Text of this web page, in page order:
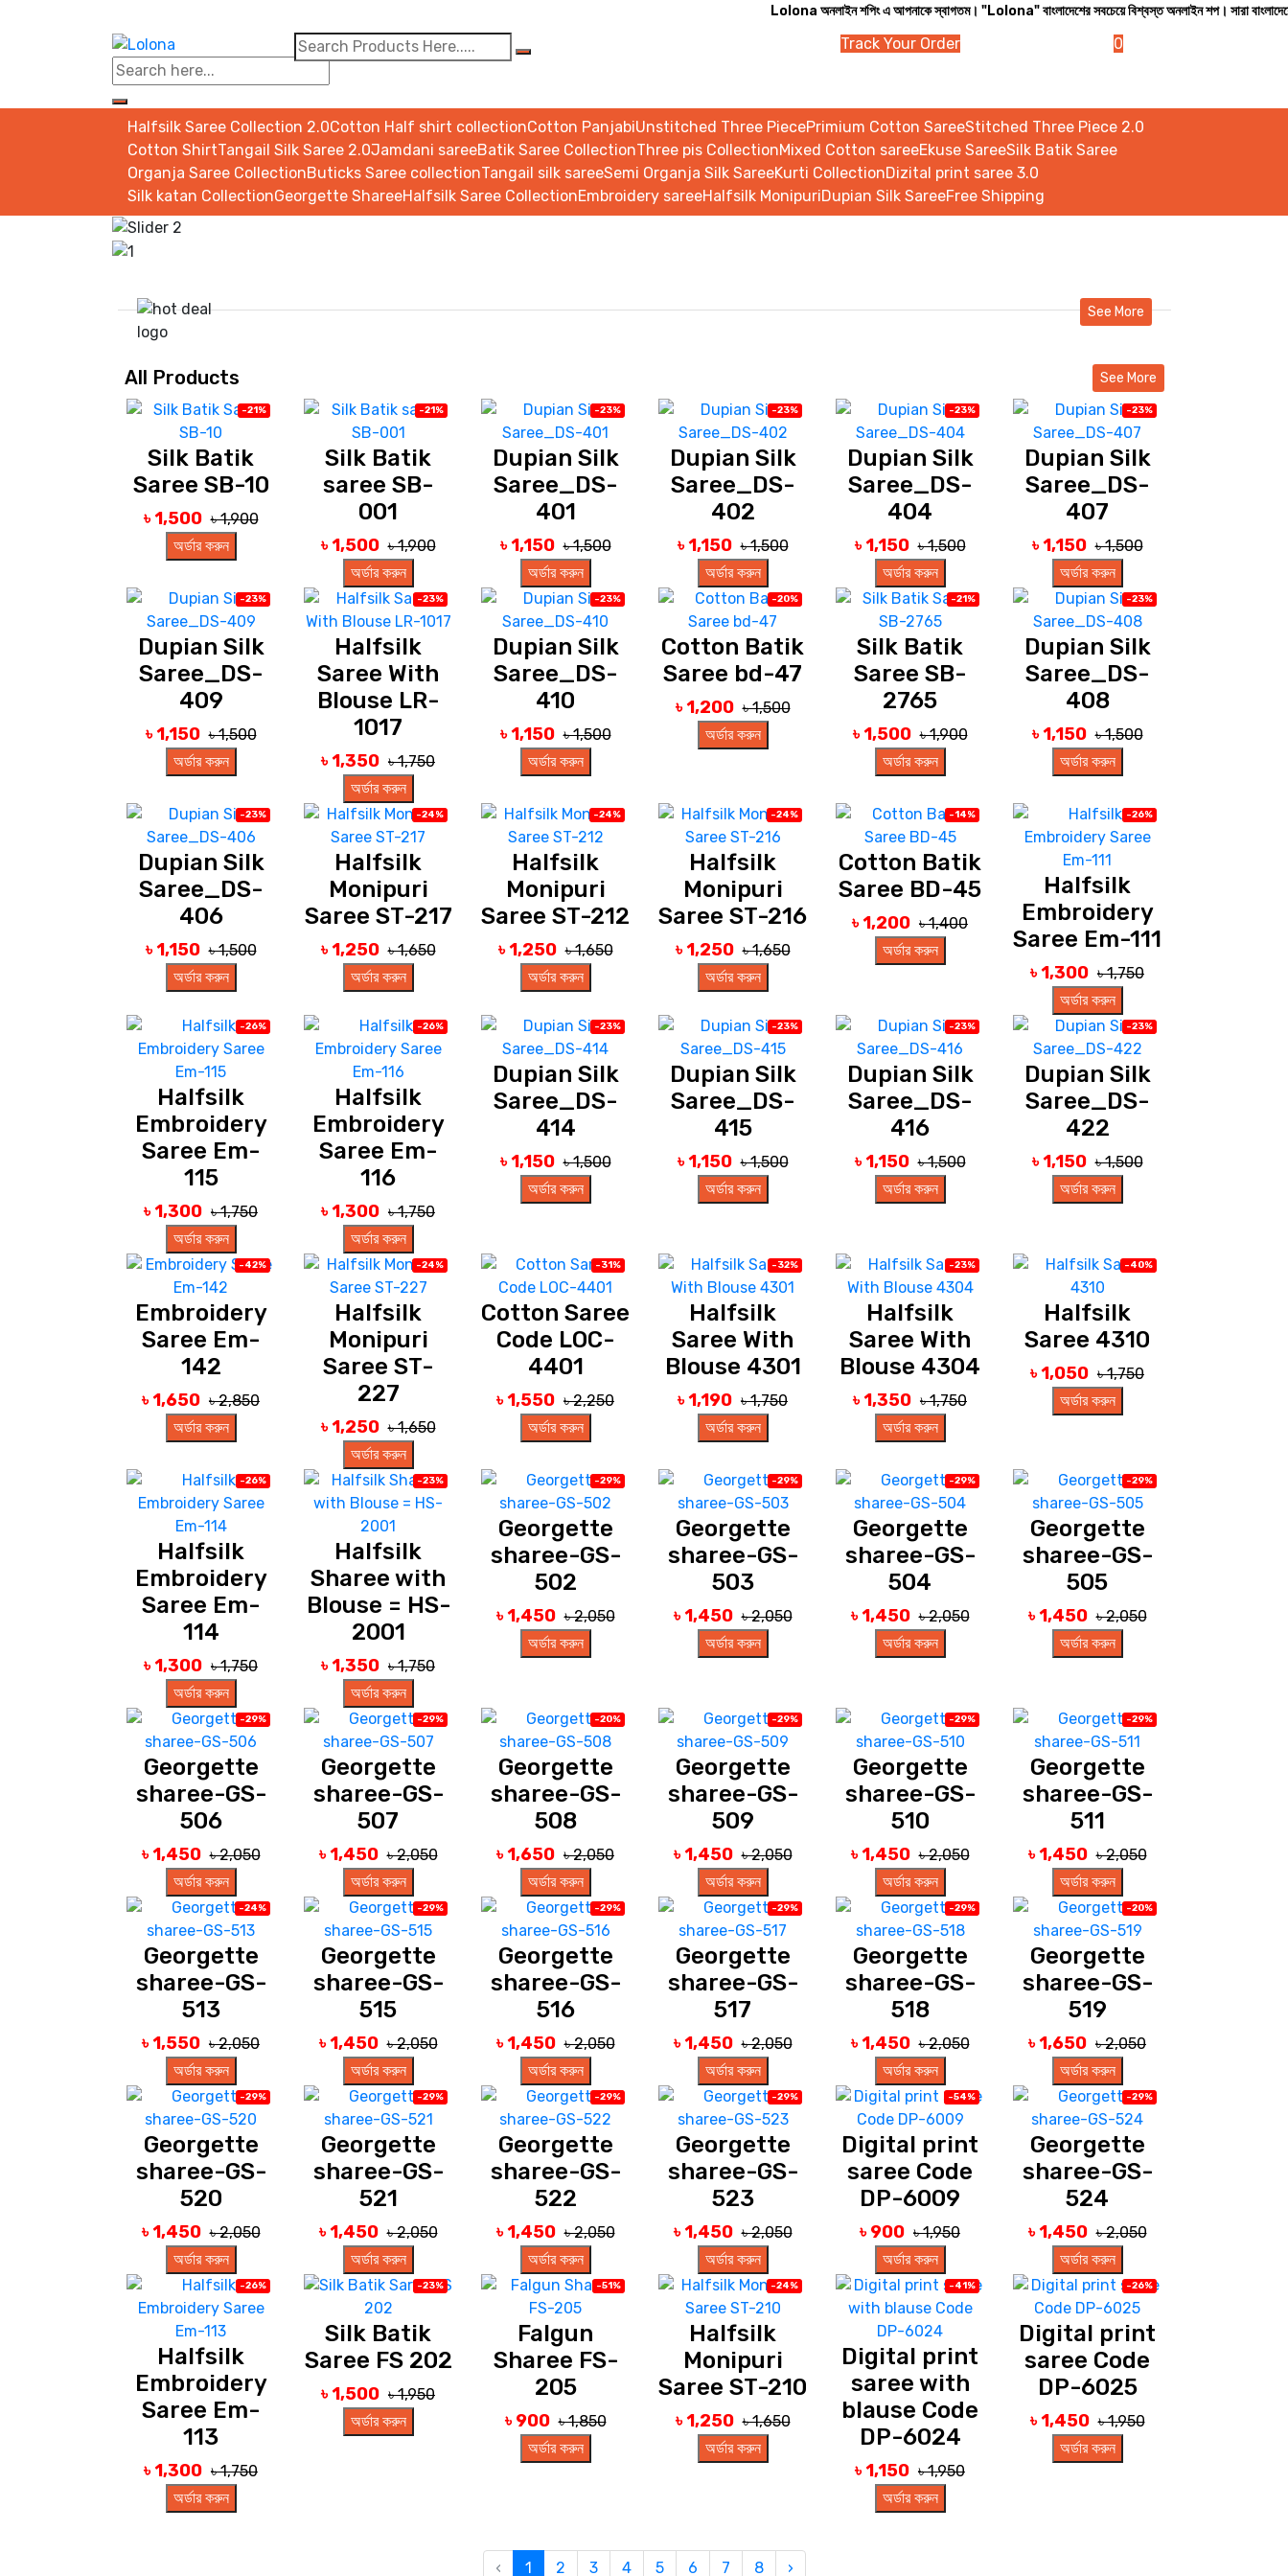
Lolona অনলাইন শপিং এ আপনাকে স্বাগতম। "Lolona" বাংলাদেশের সবচেয়ে বিশ্বস্ত অনলাইন শপ। সারা বাংলাদেশে ক্যাশ
Track Your Order 0
Halfsilk Saree Collection 2.0Cotton Half shirt collectionCotton PanjabiUnstitched Three PiecePrimium Cotton SareeStitched Three Piece 2.0
Cotton ShirtTangail Silk Saree 2.0Jamdani sareeBatik Saree CollectionThree pis CollectionMixed Cotton sareeEkuse SareeSilk Batik Saree
Organja Saree CollectionButicks Saree collectionTangail silk sareeSemi Organja Silk SareeKurti CollectionDizital print saree 3.0
Silk katan CollectionGeorgette ShareeHalfsilk Saree CollectionEmbroidery sareeHalfsilk MonipuriDupian Silk SareeFree Shipping
See More
All Products See More
-21%
Silk Batik
Saree SB-10
৳ 1,500 ৳ 1,900
অর্ডার করুন
-21%
Silk Batik
saree SB-
001
৳ 1,500 ৳ 1,900
অর্ডার করুন
-23%
Dupian Silk
Saree_DS-
401
৳ 1,150 ৳ 1,500
অর্ডার করুন
-23%
Dupian Silk
Saree_DS-
402
৳ 1,150 ৳ 1,500
অর্ডার করুন
-23%
Dupian Silk
Saree_DS-
404
৳ 1,150 ৳ 1,500
অর্ডার করুন
-23%
Dupian Silk
Saree_DS-
407
৳ 1,150 ৳ 1,500
অর্ডার করুন
-23%
Dupian Silk
Saree_DS-
409
৳ 1,150 ৳ 1,500
অর্ডার করুন
-23%
Halfsilk
Saree With
Blouse LR-
1017
৳ 1,350 ৳ 1,750
অর্ডার করুন
-23%
Dupian Silk
Saree_DS-
410
৳ 1,150 ৳ 1,500
অর্ডার করুন
-20%
Cotton Batik
Saree bd-47
৳ 1,200 ৳ 1,500
অর্ডার করুন
-21%
Silk Batik
Saree SB-
2765
৳ 1,500 ৳ 1,900
অর্ডার করুন
-23%
Dupian Silk
Saree_DS-
408
৳ 1,150 ৳ 1,500
অর্ডার করুন
-23%
Dupian Silk
Saree_DS-
406
৳ 1,150 ৳ 1,500
অর্ডার করুন
-24%
Halfsilk
Monipuri
Saree ST-217
৳ 1,250 ৳ 1,650
অর্ডার করুন
-24%
Halfsilk
Monipuri
Saree ST-212
৳ 1,250 ৳ 1,650
অর্ডার করুন
-24%
Halfsilk
Monipuri
Saree ST-216
৳ 1,250 ৳ 1,650
অর্ডার করুন
-14%
Cotton Batik
Saree BD-45
৳ 1,200 ৳ 1,400
অর্ডার করুন
-26%
Halfsilk
Embroidery
Saree Em-111
৳ 1,300 ৳ 1,750
অর্ডার করুন
-26%
Halfsilk
Embroidery
Saree Em-
115
৳ 1,300 ৳ 1,750
অর্ডার করুন
-26%
Halfsilk
Embroidery
Saree Em-
116
৳ 1,300 ৳ 1,750
অর্ডার করুন
-23%
Dupian Silk
Saree_DS-
414
৳ 1,150 ৳ 1,500
অর্ডার করুন
-23%
Dupian Silk
Saree_DS-
415
৳ 1,150 ৳ 1,500
অর্ডার করুন
-23%
Dupian Silk
Saree_DS-
416
৳ 1,150 ৳ 1,500
অর্ডার করুন
-23%
Dupian Silk
Saree_DS-
422
৳ 1,150 ৳ 1,500
অর্ডার করুন
-42%
Embroidery
Saree Em-
142
৳ 1,650 ৳ 2,850
অর্ডার করুন
-24%
Halfsilk
Monipuri
Saree ST-
227
৳ 1,250 ৳ 1,650
অর্ডার করুন
-31%
Cotton Saree
Code LOC-
4401
৳ 1,550 ৳ 2,250
অর্ডার করুন
-32%
Halfsilk
Saree With
Blouse 4301
৳ 1,190 ৳ 1,750
অর্ডার করুন
-23%
Halfsilk
Saree With
Blouse 4304
৳ 1,350 ৳ 1,750
অর্ডার করুন
-40%
Halfsilk
Saree 4310
৳ 1,050 ৳ 1,750
অর্ডার করুন
-26%
Halfsilk
Embroidery
Saree Em-
114
৳ 1,300 ৳ 1,750
অর্ডার করুন
-23%
Halfsilk
Sharee with
Blouse = HS-
2001
৳ 1,350 ৳ 1,750
অর্ডার করুন
-29%
Georgette
sharee-GS-
502
৳ 1,450 ৳ 2,050
অর্ডার করুন
-29%
Georgette
sharee-GS-
503
৳ 1,450 ৳ 2,050
অর্ডার করুন
-29%
Georgette
sharee-GS-
504
৳ 1,450 ৳ 2,050
অর্ডার করুন
-29%
Georgette
sharee-GS-
505
৳ 1,450 ৳ 2,050
অর্ডার করুন
-29%
Georgette
sharee-GS-
506
৳ 1,450 ৳ 2,050
অর্ডার করুন
-29%
Georgette
sharee-GS-
507
৳ 1,450 ৳ 2,050
অর্ডার করুন
-20%
Georgette
sharee-GS-
508
৳ 1,650 ৳ 2,050
অর্ডার করুন
-29%
Georgette
sharee-GS-
509
৳ 1,450 ৳ 2,050
অর্ডার করুন
-29%
Georgette
sharee-GS-
510
৳ 1,450 ৳ 2,050
অর্ডার করুন
-29%
Georgette
sharee-GS-
511
৳ 1,450 ৳ 2,050
অর্ডার করুন
-24%
Georgette
sharee-GS-
513
৳ 1,550 ৳ 2,050
অর্ডার করুন
-29%
Georgette
sharee-GS-
515
৳ 1,450 ৳ 2,050
অর্ডার করুন
-29%
Georgette
sharee-GS-
516
৳ 1,450 ৳ 2,050
অর্ডার করুন
-29%
Georgette
sharee-GS-
517
৳ 1,450 ৳ 2,050
অর্ডার করুন
-29%
Georgette
sharee-GS-
518
৳ 1,450 ৳ 2,050
অর্ডার করুন
-20%
Georgette
sharee-GS-
519
৳ 1,650 ৳ 2,050
অর্ডার করুন
-29%
Georgette
sharee-GS-
520
৳ 1,450 ৳ 2,050
অর্ডার করুন
-29%
Georgette
sharee-GS-
521
৳ 1,450 ৳ 2,050
অর্ডার করুন
-29%
Georgette
sharee-GS-
522
৳ 1,450 ৳ 2,050
অর্ডার করুন
-29%
Georgette
sharee-GS-
523
৳ 1,450 ৳ 2,050
অর্ডার করুন
-54%
Digital print
saree Code
DP-6009
৳ 900 ৳ 1,950
অর্ডার করুন
-29%
Georgette
sharee-GS-
524
৳ 1,450 ৳ 2,050
অর্ডার করুন
-26%
Halfsilk
Embroidery
Saree Em-
113
৳ 1,300 ৳ 1,750
অর্ডার করুন
-23%
Silk Batik
Saree FS 202
৳ 1,500 ৳ 1,950
অর্ডার করুন
-51%
Falgun
Sharee FS-
205
৳ 900 ৳ 1,850
অর্ডার করুন
-24%
Halfsilk
Monipuri
Saree ST-210
৳ 1,250 ৳ 1,650
অর্ডার করুন
-41%
Digital print
saree with
blause Code
DP-6024
৳ 1,150 ৳ 1,950
অর্ডার করুন
-26%
Digital print
saree Code
DP-6025
৳ 1,450 ৳ 1,950
অর্ডার করুন
‹ 1 2 3 4 5 6 7 8 ›